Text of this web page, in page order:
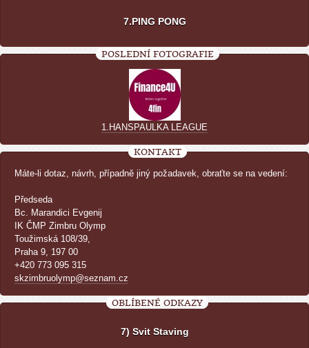
7.PING PONG
POSLEDNÍ FOTOGRAFIE
1.HANSPAULKA LEAGUE
KONTAKT
Máte-li dotaz, návrh, případně jiný požadavek, obraťte se na vedení:
Předseda
Bc. Marandici Evgenij
IK ČMP Zimbru Olymp
Toužimská 108/39,
Praha 9, 197 00
+420 773 095 315
skzimbruolymp@seznam.cz
OBLÍBENÉ ODKAZY
7) Svit Staving